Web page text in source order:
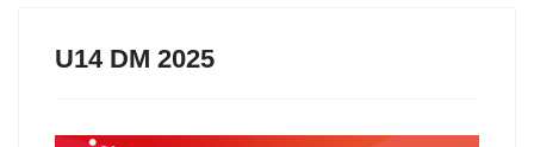
U14 DM 2025